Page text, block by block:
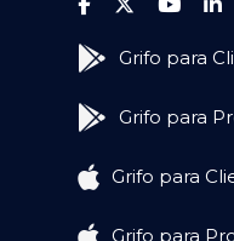
Grifo para
Grifo para
Grifo para
Grifo para